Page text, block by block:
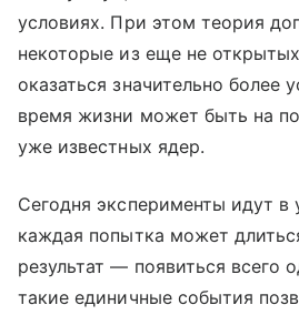
условиях. При этом теория
некоторые из еще не
оказаться значительно
время жизни может быть на
уже известных ядер.
Сегодня эксперименты идут в
каждая попытка может
результат — появиться всего
такие единичные события